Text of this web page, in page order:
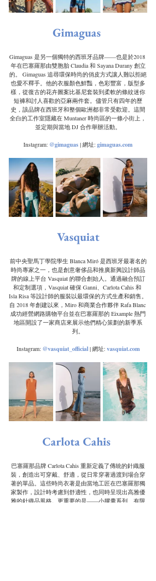
Gimaguas
Gimaguas 是另一個獨特的西班牙品牌——也是於2018
年在巴塞羅那由雙胞胎 Claudia 和 Sayana Durany 創立
的。 Gimaguas 追尋環保時尚的俏皮方式讓人難以拒絕
也愛不釋手。他的衣服顏色鮮豔，色彩豐富，版型多
樣，從復古的花卉圖案比基尼套裝到柔軟的條紋迷你
短褲和討人喜歡的亞麻兩件套。儘管只有四年的歷
史，該品牌在西班牙和整個歐洲都非常受歡迎。這間
全白的工作室隱藏在 Muntaner 時尚區的一條小街上，
並定期與當地 DJ 合作舉辦活動。
Instagram: @gimaguas | 網址:gimaguas.com
Vasquiat
前中央聖馬丁學院學生 Blanca Miró 是西班牙最著名的
時尚專家之一，也是創意奢侈品和推廣新興設計師品
牌的線上平台 Vasquiat 的聯合創始人。通過融合預訂
和定制選項，Vasquiat 確保 Ganni、Carlota Cahis 和
Isla Risa 等設計師的服裝以最環保的方式生產和銷售。
自 2018 年創建以來，Miro 和商業合作夥伴 Rafa Blanc
成功經營網路購物平台並在巴塞羅那的 Eixample 熱門
地區開設了一家商店來展示他們精心策劃的新季系
列。
Instagram: @vasquiat_official | 網址: vasquiat.com
Carlota Cahis
巴塞羅那品牌 Carlota Cahis 重新定義了傳統的針織服
裝，創造出可穿戴、舒適，從日常穿著過渡到場合穿
著的單品。這些時尚衣著是由當地工匠在巴塞羅那獨
家製作，設計時考慮到舒適性，也同時呈現出高雅優
雅的針織品風格。更重要的是——小膠囊系列、有限